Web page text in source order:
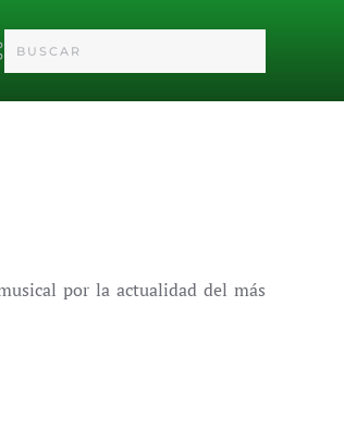
por la actualidad del más